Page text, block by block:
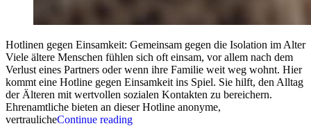
Hotlinen gegen Einsamkeit: Gemeinsam gegen die Isolation im Alter
Viele ältere Menschen fühlen sich oft einsam, vor allem nach dem
Verlust eines Partners oder wenn ihre Familie weit weg wohnt. Hier
kommt eine Hotline gegen Einsamkeit ins Spiel. Sie hilft, den Alltag
der Älteren mit wertvollen sozialen Kontakten zu bereichern.
Ehrenamtliche bieten an dieser Hotline anonyme,
vertraulicheContinue reading„Hotlinen gegen Einsamkeit: